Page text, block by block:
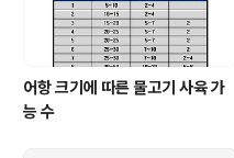
어항 크기에 따른 물고기 사육 가
능 수